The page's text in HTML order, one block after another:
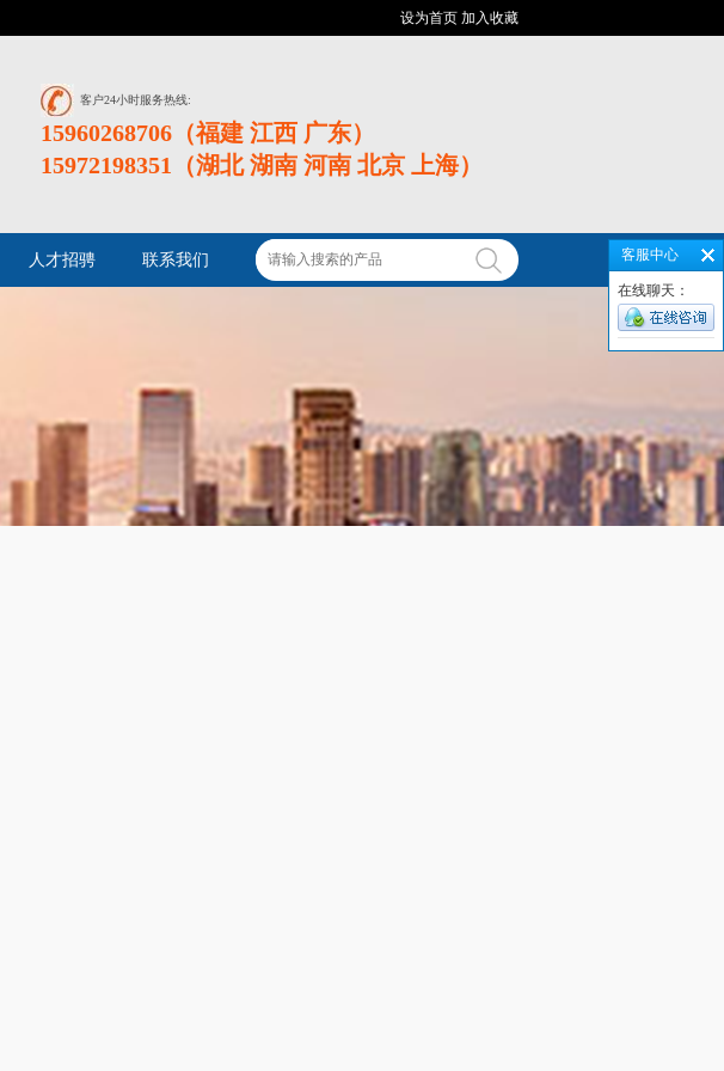
设为首页 加入收藏
客户24小时服务热线:
15960268706（福建 江西 广东）
15972198351（湖北 湖南 河南 北京 上海）
人才招骋 联系我们 客服中心
在线聊天：